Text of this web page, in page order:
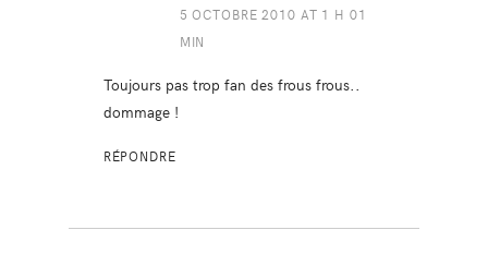
5 OCTOBRE 2010 AT 1 H 01
MIN
Toujours pas trop fan des frous frous..
dommage !
RÉPONDRE